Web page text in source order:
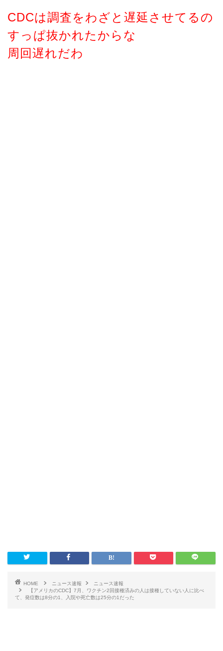
CDCは調査をわざと遅延させてるの
すっぱ抜かれたからな
周回遅れだわ
HOME ニュース速報
ニュース速報
【アメリカのCDC】7月、ワクチン2回接種済みの人は接種していない人に比べ
て、発症数は8分の1、入院や死亡数は25分の1だった